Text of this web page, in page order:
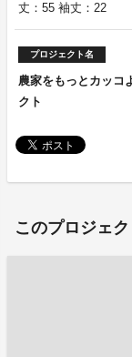
丈：55 袖丈：22
プロジェクト名
農家をもっとカッコ
クト
このプロジェ